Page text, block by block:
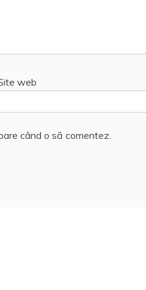
web
când o să comentez.